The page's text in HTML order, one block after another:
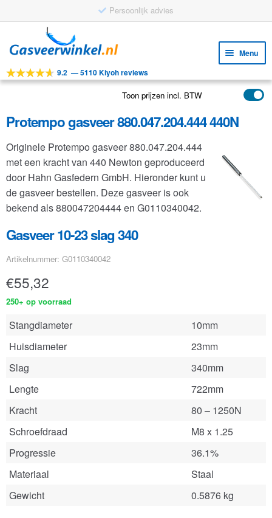
Persoonlijk advies
door
navigatie
naar
inhoud
Menu
Tools
Toepassingen
Klantenservice
FAQ
9.2 —5110 Kiyoh reviews
Toon prijzen incl. BTW
Protempo gasveer 880.047.204.444 440N
Originele Protempo gasveer 880.047.204.444
met een kracht van 440 Newton geproduceerd
door Hahn Gasfedern GmbH. Hieronder kunt u
de gasveer bestellen. Deze gasveer is ook
bekend als 880047204444 en G0110340042.
Gasveer 10-23 slag 340
Artikelnummer: G0110340042
€55,32
250+ op voorraad
Stangdiameter
10mm
Huisdiameter
23mm
Slag
340mm
Lengte
722mm
Kracht
80 – 1250N
Schroefdraad
M8 x 1.25
Progressie
36.1%
Materiaal
Staal
Gewicht
0.5876 kg